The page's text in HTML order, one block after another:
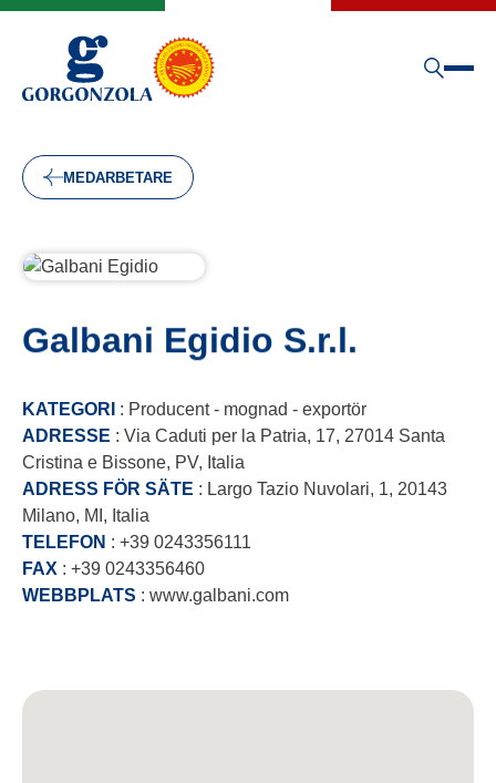
MEDARBETARE
Galbani Egidio S.r.l.
KATEGORI : Producent - mognad - exportör
ADRESSE : Via Caduti per la Patria, 17, 27014 Santa
Cristina e Bissone, PV, Italia
ADRESS FÖR SÄTE : Largo Tazio Nuvolari, 1, 20143
Milano, MI, Italia
TELEFON : +39 0243356111
FAX : +39 0243356460
WEBBPLATS : www.galbani.com